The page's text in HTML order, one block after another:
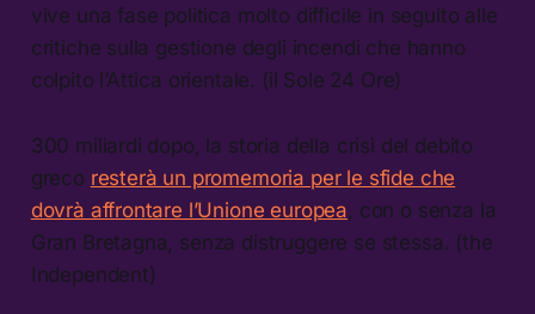
vive una fase politica molto difficile in seguito alle
critiche sulla gestione degli incendi che hanno
colpito l’Attica orientale. (il Sole 24 Ore)
300 miliardi dopo, la storia della crisi del debito
greco resterà un promemoria per le sfide che
dovrà affrontare l’Unione europea , con o senza la
Gran Bretagna, senza distruggere se stessa. (the
Independent)